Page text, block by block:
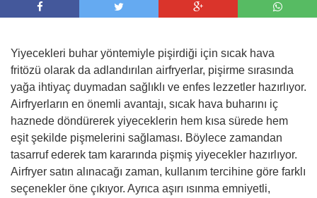
Yiyecekleri buhar yöntemiyle pişirdiği için sıcak hava
fritözü olarak da adlandırılan airfryerlar, pişirme sırasında
yağa ihtiyaç duymadan sağlıklı ve enfes lezzetler hazırlıyor.
Airfryerların en önemli avantajı, sıcak hava buharını iç
haznede döndürerek yiyeceklerin hem kısa sürede hem
eşit şekilde pişmelerini sağlaması. Böylece zamandan
tasarruf ederek tam kararında pişmiş yiyecekler hazırlıyor.
Airfryer satın alınacağı zaman, kullanım tercihine göre farklı
seçenekler öne çıkıyor. Ayrıca aşırı ısınma emniyetli,